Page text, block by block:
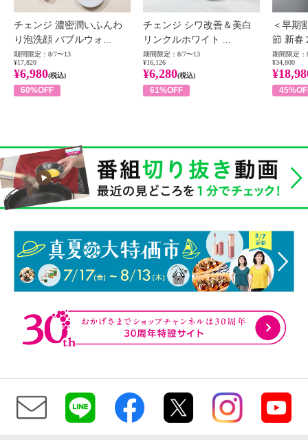
チェンジ 濃密潤いふんわ
り泡洗顔 バブルウォ...
期間限定：8/7〜13
¥17,820
¥6,980(税込)
60%OFF
チェンジ シワ改善＆美白
リンクルホワイト ...
期間限定：8/7〜13
¥16,126
¥6,280(税込)
61%OFF
＜早期
節 新春
期間限定：
¥34,800